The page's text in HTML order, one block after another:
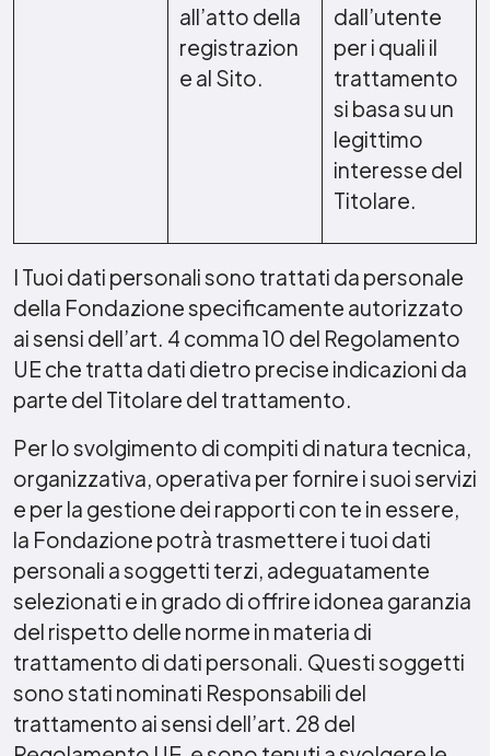
all’atto della
registrazion
e al Sito.
dall’utente
per i quali il
trattamento
si basa su un
legittimo
interesse del
Titolare.
I Tuoi dati personali sono trattati da personale
della Fondazione specificamente autorizzato
ai sensi dell’art. 4 comma 10 del Regolamento
UE che tratta dati dietro precise indicazioni da
parte del Titolare del trattamento.
Per lo svolgimento di compiti di natura tecnica,
organizzativa, operativa per fornire i suoi servizi
e per la gestione dei rapporti con te in essere,
la Fondazione potrà trasmettere i tuoi dati
personali a soggetti terzi, adeguatamente
selezionati e in grado di offrire idonea garanzia
del rispetto delle norme in materia di
trattamento di dati personali. Questi soggetti
sono stati nominati Responsabili del
trattamento ai sensi dell’art. 28 del